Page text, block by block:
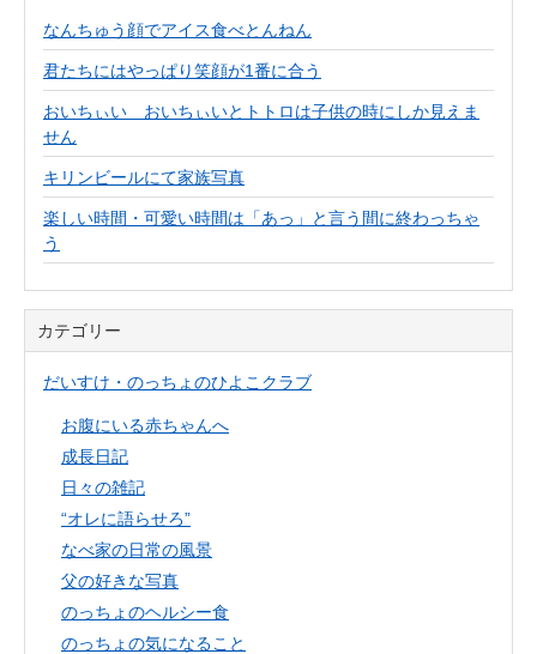
なんちゅう顔でアイス食べとんねん
君たちにはやっぱり笑顔が1番に合う
おいちぃい おいちぃいとトトロは子供の時にしか見えま
せん
キリンビールにて家族写真
楽しい時間・可愛い時間は「あっ」と言う間に終わっちゃ
う
カテゴリー
だいすけ・のっちょのひよこクラブ
お腹にいる赤ちゃんへ
成長日記
日々の雑記
“オレに語らせろ”
なべ家の日常の風景
父の好きな写真
のっちょのヘルシー食
のっちょの気になること